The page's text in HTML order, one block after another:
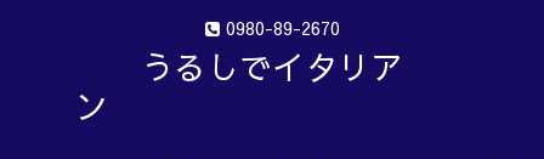
0980-89-2670
うるしでイタリア
ン